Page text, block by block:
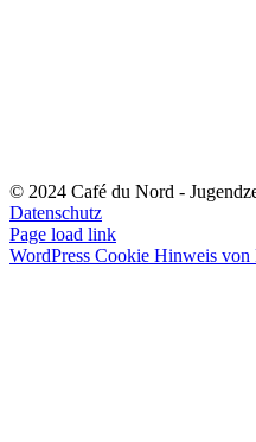
© 2024 Café du Nord -
Datenschutz
Instagram
Page load link
WordPress Cookie Hinweis